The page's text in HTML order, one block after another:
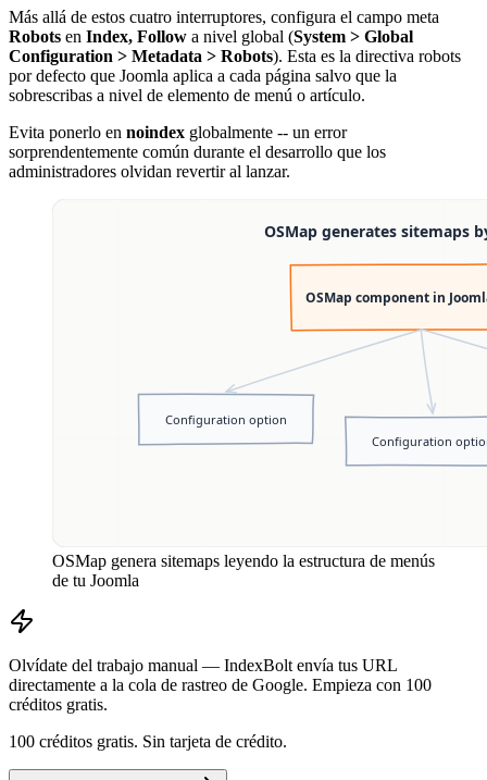
Más allá de estos cuatro interruptores, configura el campo meta
Robots en Index, Follow a nivel global (System > Global
Configuration > Metadata > Robots). Esta es la directiva robots
por defecto que Joomla aplica a cada página salvo que la
sobrescribas a nivel de elemento de menú o artículo.
Evita ponerlo en noindex globalmente -- un error
sorprendentemente común durante el desarrollo que los
administradores olvidan revertir al lanzar.
OSMap genera sitemaps leyendo la estructura de menús
de tu Joomla
Olvídate del trabajo manual — IndexBolt envía tus URL
directamente a la cola de rastreo de Google. Empieza con 100
créditos gratis.
100 créditos gratis. Sin tarjeta de crédito.